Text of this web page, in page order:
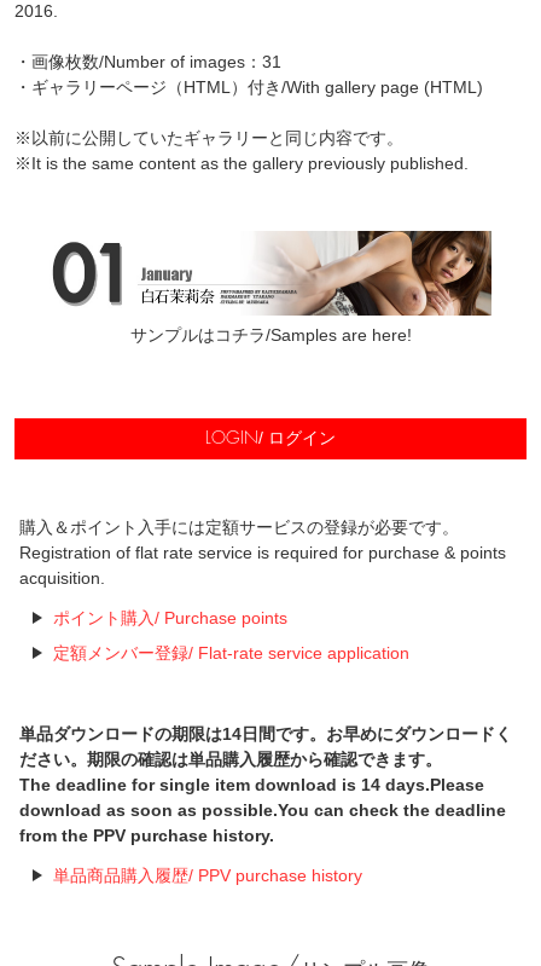
2016.
・画像枚数/Number of images：31
・ギャラリーページ（HTML）付き/With gallery page (HTML)
※以前に公開していたギャラリーと同じ内容です。
※It is the same content as the gallery previously published.
サンプルはコチラ/Samples are here!
LOGIN/ ログイン
購入＆ポイント入手には定額サービスの登録が必要です。
Registration of flat rate service is required for purchase & points
acquisition.
ポイント購入/ Purchase points
定額メンバー登録/ Flat-rate service application
単品ダウンロードの期限は14日間です。お早めにダウンロードく
ださい。期限の確認は単品購入履歴から確認できます。
The deadline for single item download is 14 days.Please
download as soon as possible.You can check the deadline
from the PPV purchase history.
単品商品購入履歴/ PPV purchase history